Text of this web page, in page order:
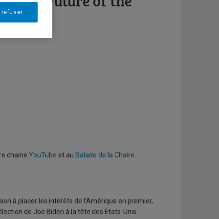
chaine YouTube et au Balado de la Chaire.
à placer les intérêts de l’Amérique en premier,
de Joe Biden à la tête des États-Unis
refuser